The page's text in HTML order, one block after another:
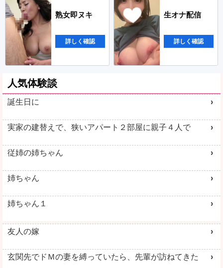
熟女即ヌキ
詳しく確認
生オナ配信
詳しく確認
人気体験談
誕生日に
実家の建替えで、狭いアパート２部屋に親子４人で
従姉の姉ちゃん
姉ちゃん
姉ちゃん１
友人の嫁
玄関先でドＭの妻を縛っていたら、先輩が訪ねてきた